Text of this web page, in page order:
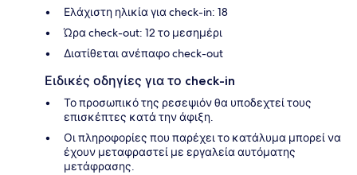
Ελάχιστη ηλικία για check-in: 18
Ώρα check-out: 12 το μεσημέρι
Διατίθεται ανέπαφο check-out
Ειδικές οδηγίες για το check-in
Το προσωπικό της ρεσεψιόν θα υποδεχτεί τους
επισκέπτες κατά την άφιξη.
Οι πληροφορίες που παρέχει το κατάλυμα μπορεί να
έχουν μεταφραστεί με εργαλεία αυτόματης
μετάφρασης.